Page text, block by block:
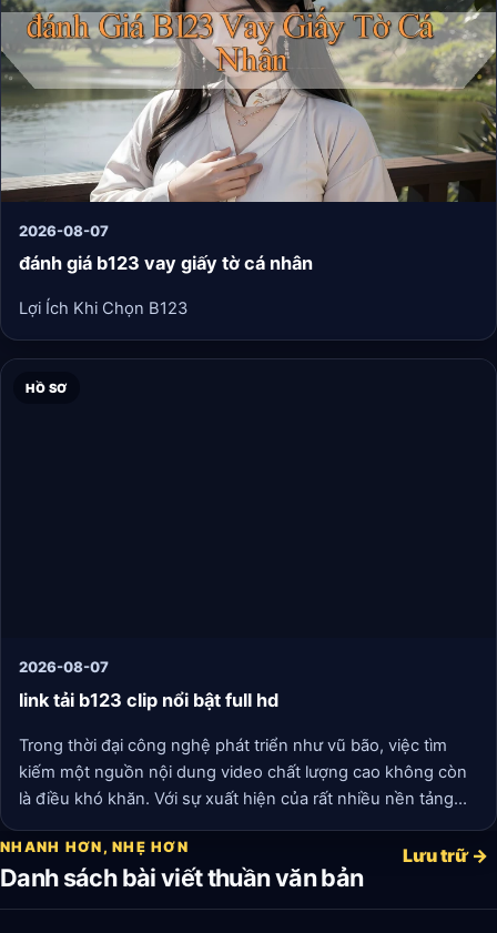
một cách an toàn và phù hợp, hoàn toàn mang tính giải trí,
trên thiết bị di động của Apple.
2026-08-07
đánh giá b123 vay giấy tờ cá nhân
Lợi Ích Khi Chọn B123
HỒ SƠ
2026-08-07
link tải b123 clip nổi bật full hd
Trong thời đại công nghệ phát triển như vũ bão, việc tìm
kiếm một nguồn nội dung video chất lượng cao không còn
là điều khó khăn. Với sự xuất hiện của rất nhiều nền tảng
chia sẻ video, trong đó có link tải B123 Clip nổi bật full HD,
người dùng đã có cơ hội thưởng thức những thước phim
sống động và đầy cảm xúc.
NHANH HƠN, NHẸ HƠN
Danh sách bài viết thuần văn bản
Lưu trữ →